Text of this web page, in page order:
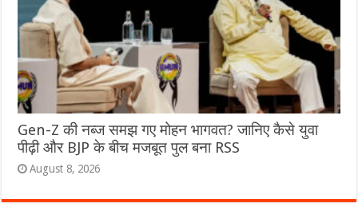
Gen-Z की नब्ज समझ गए मोहन भागवत? जानिए कैसे युवा
पीढ़ी और BJP के बीच मजबूत पुल बना RSS
August 8, 2026